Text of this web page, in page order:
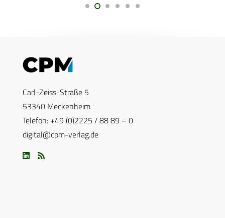
Carl-Zeiss-Straße 5
53340 Meckenheim
Telefon: +49 (0)2225 / 88 89 – 0
digital@cpm-verlag.de